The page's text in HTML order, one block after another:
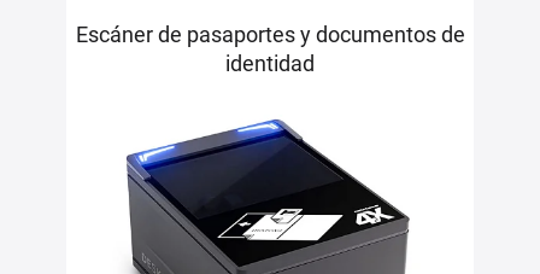
Escáner de pasaportes y documentos de
identidad